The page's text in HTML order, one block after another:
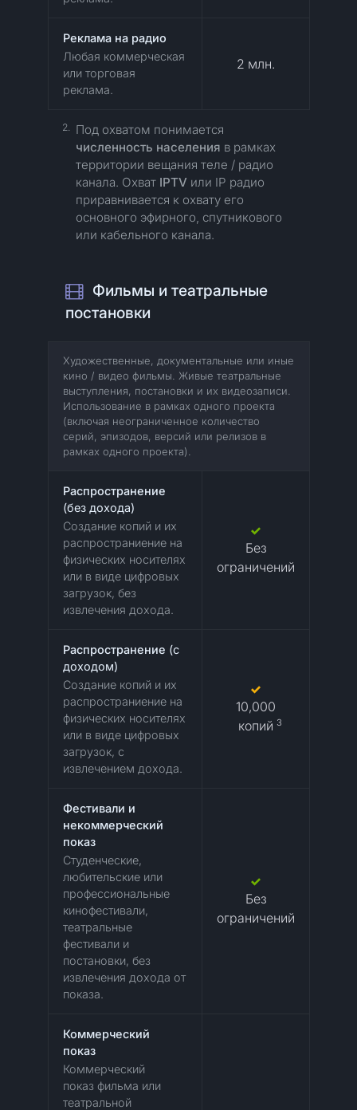
Реклама на радио
Любая коммерческая
или торговая
реклама.
2 млн.
2. Под охватом понимается
численность населения в рамках
территории вещания теле / радио
канала. Охват IPTV или IP радио
приравнивается к охвату его
основного эфирного, спутникового
или кабельного канала.
Фильмы и театральные
постановки
Художественные, документальные или иные
кино / видео фильмы. Живые театральные
выступления, постановки и их видеозаписи.
Использование в рамках одного проекта
(включая неограниченное количество
серий, эпизодов, версий или релизов в
рамках одного проекта).
Распространение
(без дохода)
Создание копий и их
распространиение на
физических носителях
или в виде цифровых
загрузок, без
извлечения дохода.
Без
ограничений
Распространение (с
доходом)
Создание копий и их
распространиение на
физических носителях
или в виде цифровых
загрузок, с
извлечением дохода.
10,000
копий3
Фестивали и
некоммерческий
показ
Студенческие,
любительские или
профессиональные
кинофестивали,
театральные
фестивали и
постановки, без
извлечения дохода от
показа.
Без
ограничений
Коммерческий
показ
Коммерческий
показ фильма или
театральной